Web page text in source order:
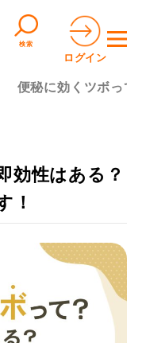
検索
ログイン
便秘に効くツボって
効性はある？
！